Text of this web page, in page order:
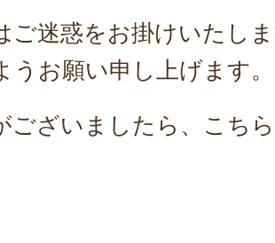
ご迷惑をお掛けいたし
うお願い申し上げます。
ございましたら、こち